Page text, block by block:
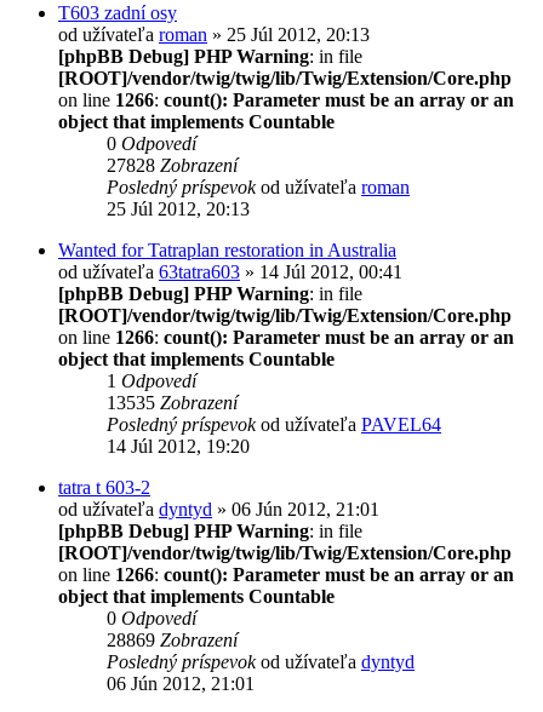
T603 zadní osy
od užívateľa roman » 25 Júl 2012, 20:13
[phpBB Debug] PHP Warning: in file
[ROOT]/vendor/twig/twig/lib/Twig/Extension/Core.php
on line 1266: count(): Parameter must be an array or an
object that implements Countable
0 Odpovedí
27828 Zobrazení
Posledný príspevokod užívateľa roman
25 Júl 2012, 20:13
Wanted for Tatraplan restoration in Australia
od užívateľa 63tatra603 » 14 Júl 2012, 00:41
[phpBB Debug] PHP Warning: in file
[ROOT]/vendor/twig/twig/lib/Twig/Extension/Core.php
on line 1266: count(): Parameter must be an array or an
object that implements Countable
1 Odpovedí
13535 Zobrazení
Posledný príspevokod užívateľa PAVEL64
14 Júl 2012, 19:20
tatra t 603-2
od užívateľa dyntyd » 06 Jún 2012, 21:01
[phpBB Debug] PHP Warning: in file
[ROOT]/vendor/twig/twig/lib/Twig/Extension/Core.php
on line 1266: count(): Parameter must be an array or an
object that implements Countable
0 Odpovedí
28869 Zobrazení
Posledný príspevokod užívateľa dyntyd
06 Jún 2012, 21:01